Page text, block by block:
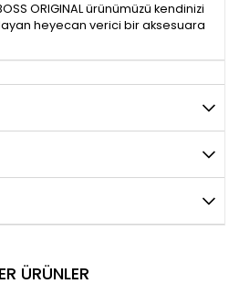
ORIGINAL ürünümüzü kendinizi
heyecan verici bir aksesuara
ÜRÜNLER